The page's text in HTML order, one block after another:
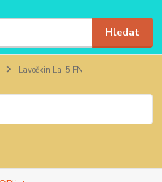
Hledat
Lavočkin La-5 FN